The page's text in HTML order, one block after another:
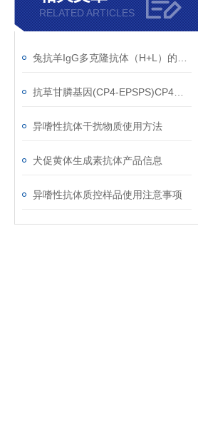
RELATED ARTICLES
异嗜性抗体干扰物质使用方法
犬促黄体生成素抗体产品信息
异嗜性抗体质控样品使用注意事项